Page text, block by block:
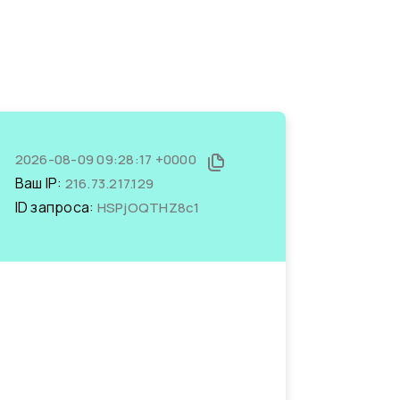
2026-08-09 09:28:17 +0000
Ваш IP: 216.73.217.129
ID запроса: HSPjOQTHZ8c1